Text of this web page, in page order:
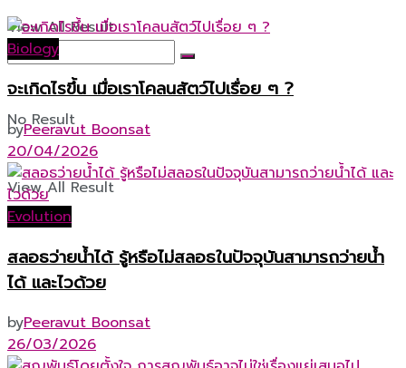
No Result
View All Result
View All Result
Biology
จะเกิดไรขึ้น เมื่อเราโคลนสัตว์ไปเรื่อย ๆ ?
byPeeravut Boonsat
20/04/2026
Evolution
สลอธว่ายน้ำได้ รู้หรือไม่สลอธในปัจจุบันสามารถว่ายน้ำ
ได้ และไวด้วย
byPeeravut Boonsat
26/03/2026